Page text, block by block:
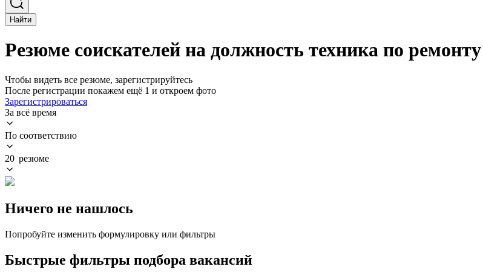
Найти
Резюме соискателей на должность техника по
Чтобы видеть все резюме, зарегистрируйтесь
После регистрации покажем ещё 1 и откроем фото
Зарегистрироваться
За всё время
По соответствию
20 резюме
Ничего не нашлось
Попробуйте изменить формулировку или фильтры
Быстрые фильтры подбора вакансий